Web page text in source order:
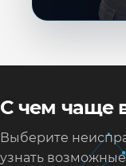
С чем чаще
Выберите
узнать